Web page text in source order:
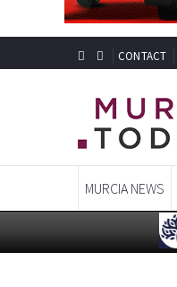
CONTACT
MURCIA NEWS